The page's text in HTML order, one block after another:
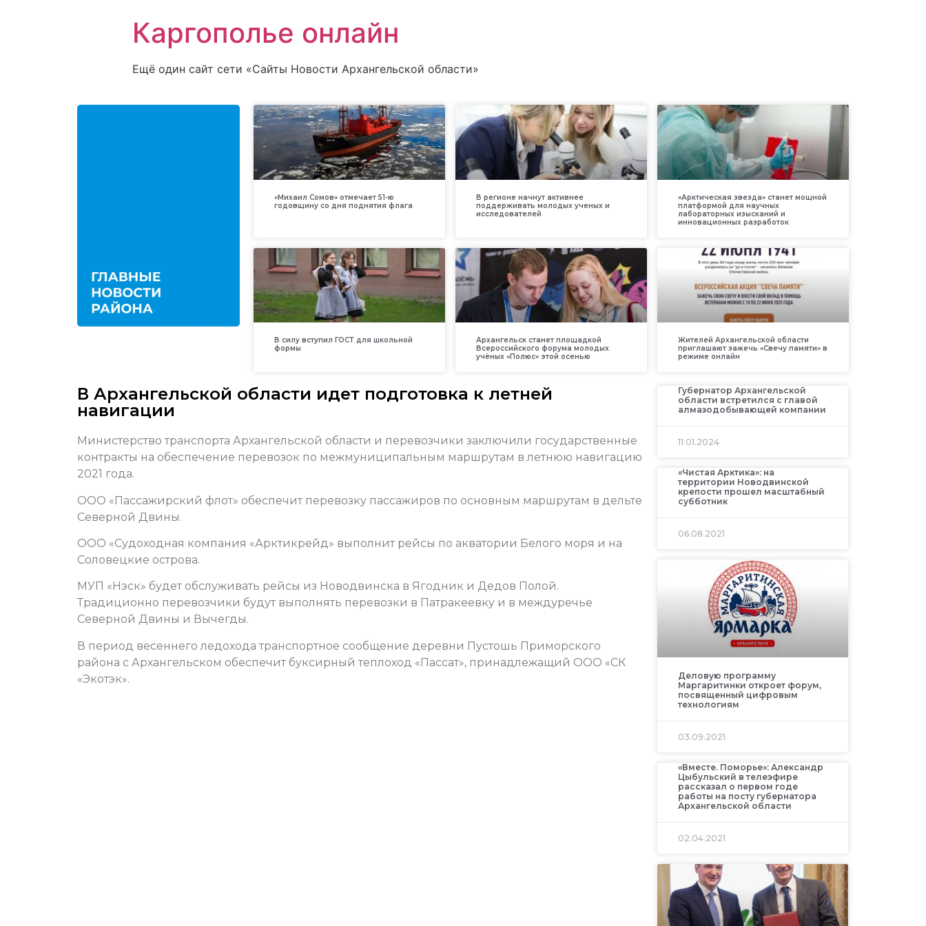
Каргополье онлайн
Ещё один сайт сети «Сайты Новости Архангельской области»
«Михаил Сомов» отмечает 51-ю
годовщину со дня поднятия флага
В регионе начнут активнее
поддерживать молодых ученых и
исследователей
«Арктическая звезда» станет мощной
платформой для научных
лабораторных изысканий и
инновационных разработок
В силу вступил ГОСТ для школьной
формы
Архангельск станет площадкой
Всероссийского форума молодых
учёных «Полюс» этой осенью
Жителей Архангельской области
приглашают зажечь «Свечу памяти» в
режиме онлайн
В Архангельской области идет подготовка к летней
навигации
Министерство транспорта Архангельской области и перевозчики заключили государственные
контракты на обеспечение перевозок по межмуниципальным маршрутам в летнюю навигацию
2021 года.
ООО «Пассажирский флот» обеспечит перевозку пассажиров по основным маршрутам в дельте
Северной Двины.
ООО «Судоходная компания «Арктикрейд» выполнит рейсы по акватории Белого моря и на
Соловецкие острова.
МУП «Нэск» будет обслуживать рейсы из Новодвинска в Ягодник и Дедов Полой.
Традиционно перевозчики будут выполнять перевозки в Патракеевку и в междуречье
Северной Двины и Вычегды.
В период весеннего ледохода транспортное сообщение деревни Пустошь Приморского
района с Архангельском обеспечит буксирный теплоход «Пассат», принадлежащий ООО «СК
«Экотэк».
Губернатор Архангельской
области встретился с главой
алмазодобывающей компании
11.01.2024
«Чистая Арктика»: на
территории Новодвинской
крепости прошел масштабный
субботник
06.08.2021
Деловую программу
Маргаритинки откроет форум,
посвященный цифровым
технологиям
03.09.2021
«Вместе. Поморье»: Александр
Цыбульский в телеэфире
рассказал о первом годе
работы на посту губернатора
Архангельской области
02.04.2021